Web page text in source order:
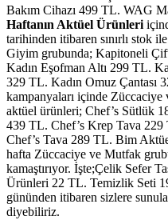
Bakım Cihazı 499 TL. WAG
Haftanın Aktüel Ürünleri
tarihinden itibaren sınırlı stok
Giyim grubunda; Kapitoneli
Kadın Eşofman Altı 299 TL.
329 TL. Kadın Omuz Çantası
kampanyaları içinde
aktüel ürünleri; Chef’s Sütlük
439 TL. Chef’s Krep Tava
Chef’s Tava 289 TL. Bim
hafta Züccaciye ve Mutfak
kamaştırıyor. İşte;Çelik Sefer
Ürünleri 22 TL. Temizlik Seti
gününden itibaren sizlere
diyebiliriz.